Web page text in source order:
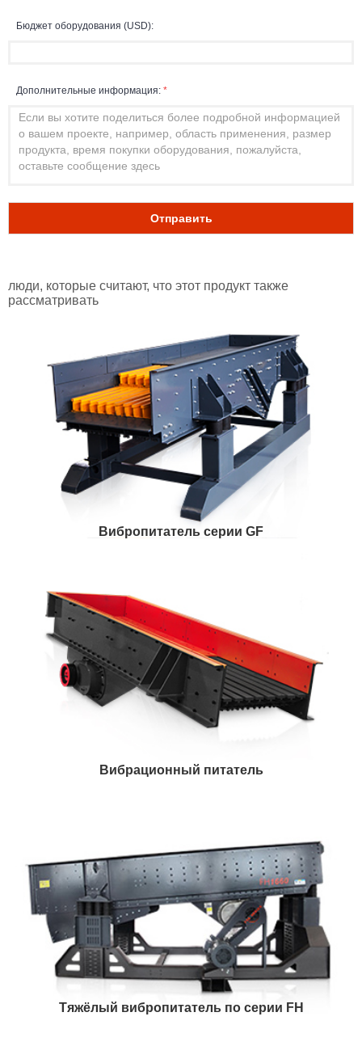
Бюджет оборудования (USD):
Дополнительные информация: *
Отправить
люди, которые считают, что этот продукт также
рассматривать
Вибропитатель серии GF
Вибрационный питатель
Тяжёлый вибропитатель по серии FH